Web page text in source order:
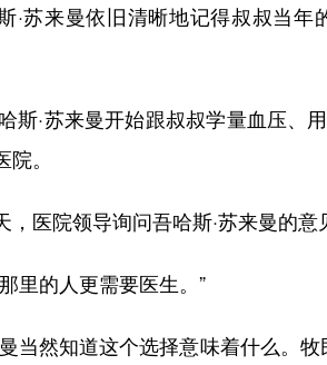
来曼依旧清晰地记得叔叔当年
·苏来曼开始跟叔叔学量血压、
。
医院领导询问吾哈斯·苏来曼的意
的人更需要医生。”
然知道这个选择意味着什么。牧